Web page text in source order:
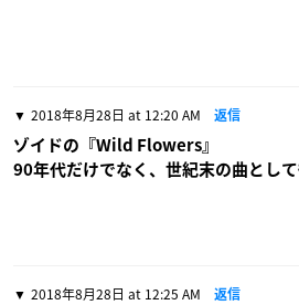
2018年8月28日 at 12:20 AM 返信
ゾイドの『Wild Flowers』
90年代だけでなく、世紀末の曲として
2018年8月28日 at 12:25 AM 返信